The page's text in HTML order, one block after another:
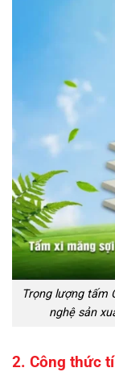
Trọng lượng tấm
nghệ sản
2. Công thức